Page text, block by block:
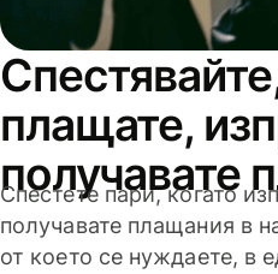
плащате,
получавате
Спестете пари, когато
получавате плащания в
от което се нуждаете, в